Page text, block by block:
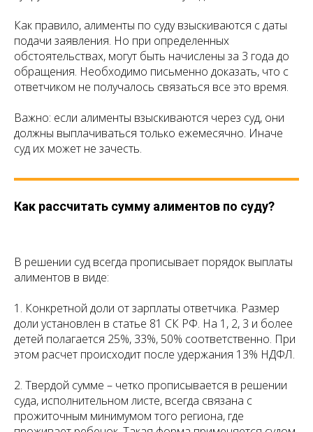
Как правило, алименты по суду взыскиваются с даты
подачи заявления. Но при определенных
обстоятельствах, могут быть начислены за 3 года до
обращения. Необходимо письменно доказать, что с
ответчиком не получалось связаться все это время.
Важно: если алименты взыскиваются через суд, они
должны выплачиваться только ежемесячно. Иначе
суд их может не зачесть.
Как рассчитать сумму алиментов по суду?
В решении суд всегда прописывает порядок выплаты
алиментов в виде:
1. Конкретной доли от зарплаты ответчика. Размер
доли установлен в статье 81 СК РФ. На 1, 2, 3 и более
детей полагается 25%, 33%, 50% соответственно. При
этом расчет происходит после удержания 13% НДФЛ.
2. Твердой сумме – четко прописывается в решении
суда, исполнительном листе, всегда связана с
прожиточным минимумом того региона, где